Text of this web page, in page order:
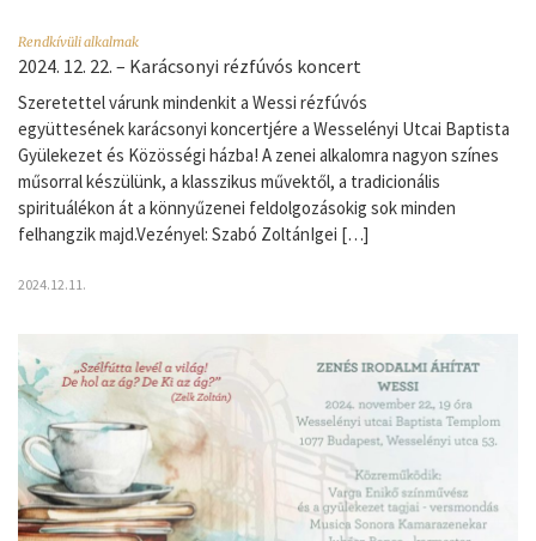
Rendkívüli alkalmak
2024. 12. 22. – Karácsonyi rézfúvós koncert
Szeretettel várunk mindenkit a Wessi rézfúvós
együttesének karácsonyi koncertjére a Wesselényi Utcai Baptista
Gyülekezet és Közösségi házba! A zenei alkalomra nagyon színes
műsorral készülünk, a klasszikus művektől, a tradicionális
spirituálékon át a könnyűzenei feldolgozásokig sok minden
felhangzik majd.Vezényel: Szabó ZoltánIgei […]
2024.12.11.